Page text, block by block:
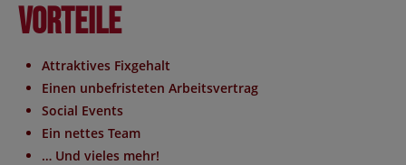
Vorteile
Attraktives Fixgehalt
Einen unbefristeten Arbeitsvertrag
Social Events
Ein nettes Team
… Und vieles mehr!